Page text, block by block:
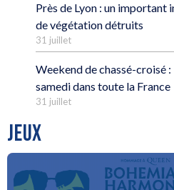
Près de Lyon : un important
de végétation détruits
31 juillet
Weekend de chassé-croisé
samedi dans toute la France
31 juillet
JEUX